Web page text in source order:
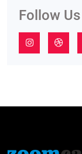
Follow Us